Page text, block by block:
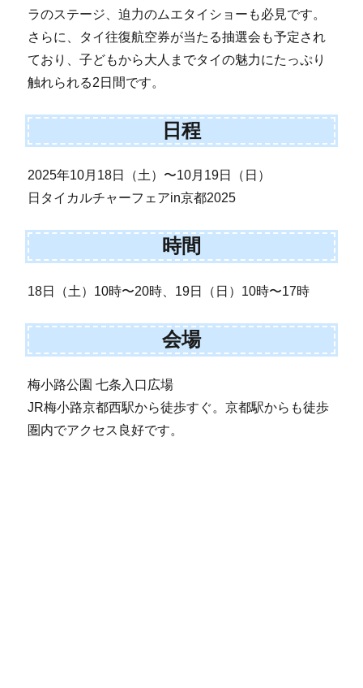
ラのステージ、迫力のムエタイショーも必見です。
さらに、タイ往復航空券が当たる抽選会も予定され
ており、子どもから大人までタイの魅力にたっぷり
触れられる2日間です。
日程
2025年10月18日（土）〜10月19日（日）
日タイカルチャーフェアin京都2025
時間
18日（土）10時〜20時、19日（日）10時〜17時
会場
梅小路公園 七条入口広場
JR梅小路京都西駅から徒歩すぐ。京都駅からも徒歩
圏内でアクセス良好です。